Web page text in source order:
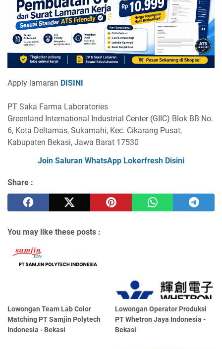
Apply lamaran DISINI
PT Saka Farma Laboratories
Greenland International Industrial Center (GIIC) Blok BB No.
6, Kota Deltamas, Sukamahi, Kec. Cikarang Pusat,
Kabupaten Bekasi, Jawa Barat 17530
Join Saluran WhatsApp Lokerfresh Disini
Share :
You may like these posts :
Lowongan Team Lab Color
Matching PT Samjin Polytech
Indonesia - Bekasi
Lowongan Operator Produksi
PT Whetron Jaya Indonesia -
Bekasi